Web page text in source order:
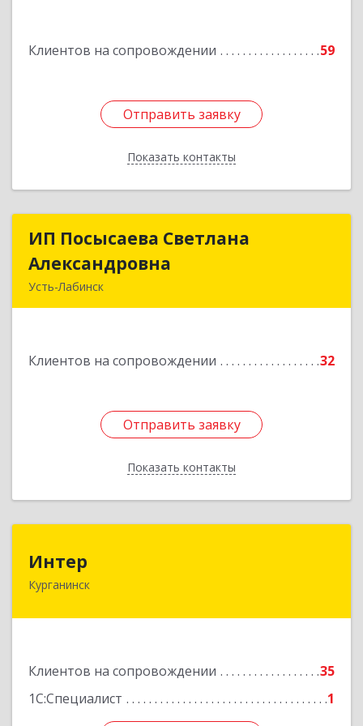
Клиентов на сопровождении 59
Отправить заявку
Показать контакты
Отправить заявку
Назад
ИП Посысаева Светлана
Александровна
Усть-Лабинск
Клиентов на сопровождении 32
Отправить заявку
Показать контакты
ИП Посысаева Светлана
Подробнее
Отправить заявку
Назад
Интер
Курганинск
Клиентов на сопровождении
35
1С:Специалист
1
352430, Краснодарский край, Курганинск г,